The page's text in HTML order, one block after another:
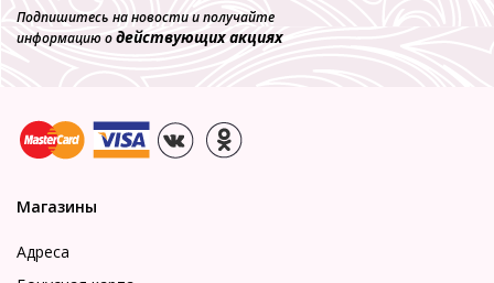
Подпишитесь на новости и получайте
информацию одействующих акциях
Магазины
Адреса